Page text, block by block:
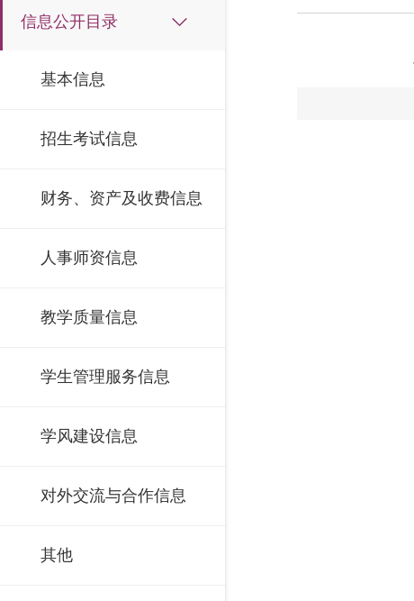
信息公开目录
基本信息
招生考试信息
财务、资产及收费信息
人事师资信息
教学质量信息
学生管理服务信息
学风建设信息
对外交流与合作信息
其他